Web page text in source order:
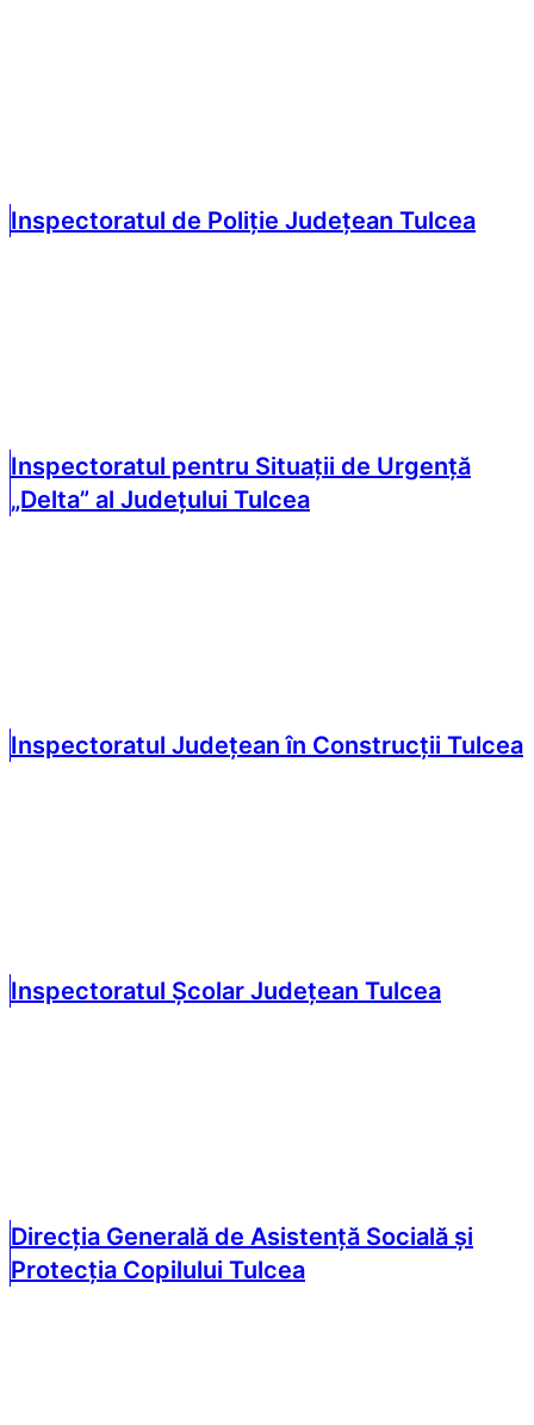
Inspectoratul de Poliție Județean Tulcea
Inspectoratul pentru Situații de Urgență
„Delta” al Județului Tulcea
Inspectoratul Județean în Construcții Tulcea
Inspectoratul Școlar Județean Tulcea
Direcția Generală de Asistență Socială și
Protecția Copilului Tulcea